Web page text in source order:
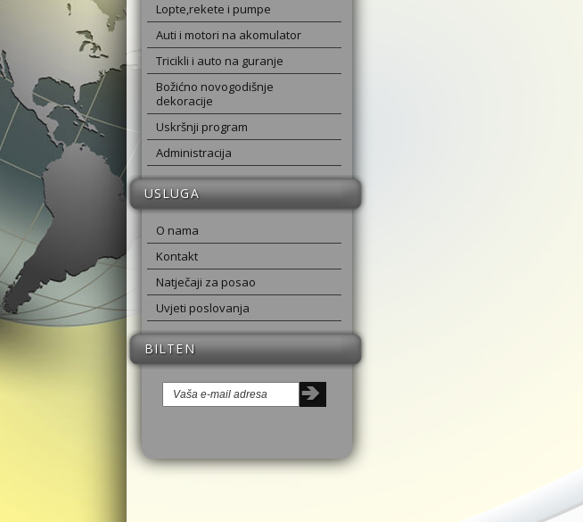
Lopte,rekete i pumpe
Auti i motori na akomulator
Tricikli i auto na guranje
Božićno novogodišnje
dekoracije
Uskršnji program
Administracija
USLUGA
O nama
Kontakt
Natječaji za posao
Uvjeti poslovanja
BILTEN